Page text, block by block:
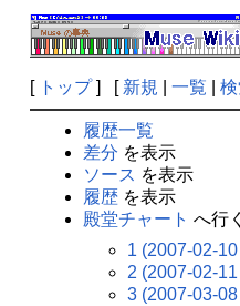
[ トップ] [ 新規 一覧
履歴一覧
差分 を表示
ソース を表示
履歴を表示
殿堂チャート へ行
1 (2007-02-
2 (2007-02-
3 (2007-03-